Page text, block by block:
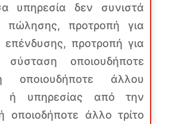
υπηρεσία δεν συνιστά
πώλησης, προτροπή για
προτροπή για
οποιουδήποτε
οποιουδήποτε άλλου
ή υπηρεσίας από την
οποιοδήποτε άλλο τρίτο